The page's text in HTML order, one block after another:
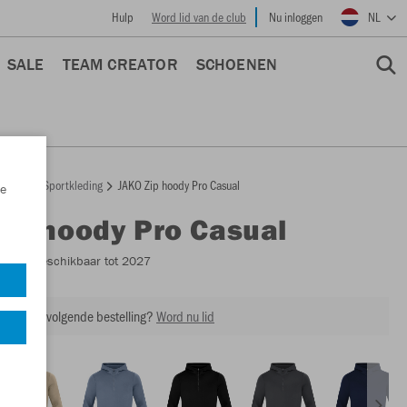
Hulp Word lid van de club Nu inloggen NL
SALE TEAM CREATOR SCHOENEN
Sportkleding JAKO Zip hoody Pro Casual
Zip hoody Pro Casual
- Beschikbaar tot 2027
op je volgende bestelling?Word nu lid